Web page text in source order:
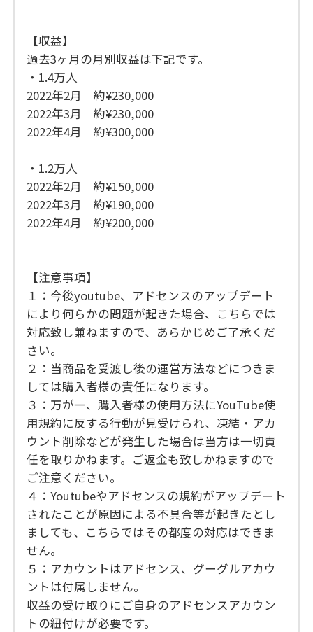
【収益】
過去3ヶ月の月別収益は下記です。
・1.4万人
2022年2月 約¥230,000
2022年3月 約¥230,000
2022年4月 約¥300,000
・1.2万人
2022年2月 約¥150,000
2022年3月 約¥190,000
2022年4月 約¥200,000
【注意事項】
１：今後youtube、アドセンスのアップデート
により何らかの問題が起きた場合、こちらでは
対応致し兼ねますので、あらかじめご了承くだ
さい。
２：当商品を受渡し後の運営方法などにつきま
しては購入者様の責任になります。
３：万が一、購入者様の使用方法にYouTube使
用規約に反する行動が見受けられ、凍結・アカ
ウント削除などが発生した場合は当方は一切責
任を取りかねます。ご返金も致しかねますので
ご注意ください。
４：Youtubeやアドセンスの規約がアップデート
されたことが原因による不具合等が起きたとし
ましても、こちらではその都度の対応はできま
せん。
５：アカウントはアドセンス、グーグルアカウ
ントは付属しません。
収益の受け取りにご自身のアドセンスアカウン
トの紐付けが必要です。